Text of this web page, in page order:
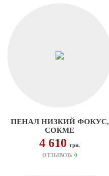
ПЕНАЛ НИЗКИЙ ФОКУС,
СОКМЕ
4 610грн.
ОТЗЫВОВ: 0